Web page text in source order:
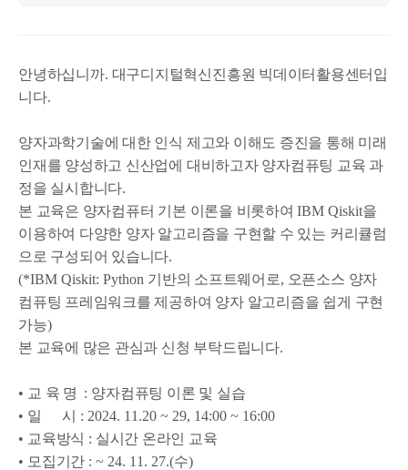
안녕하십니까. 대구디지털혁신진흥원 빅데이터활용센터입
니다.
양자과학기술에 대한 인식 제고와 이해도 증진을 통해 미래
인재를 양성하고 신산업에 대비하고자 양자컴퓨팅 교육 과
정을 실시합니다.
본 교육은 양자컴퓨터 기본 이론을 비롯하여IBM Qiskit을
이용하여 다양한 양자 알고리즘을 구현할 수 있는 커리큘럼
으로 구성되어 있습니다.
(*IBM Qiskit: Python 기반의 소프트웨어로, 오픈소스 양자
컴퓨팅 프레임워크를 제공하여 양자 알고리즘을 쉽게 구현
가능)
본 교육에 많은 관심과 신청 부탁드립니다.
• 교 육 명 : 양자컴퓨팅 이론 및 실습
• 일 시 : 2024. 11.20 ~ 29, 14:00 ~ 16:00
• 교육방식 : 실시간 온라인 교육
• 모집기간 : ~ 24. 11. 27.(수)